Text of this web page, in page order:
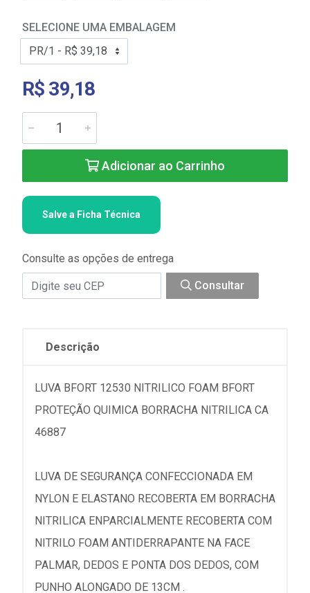
SELECIONE UMA EMBALAGEM
R$ 39,18
Adicionar ao Carrinho
Salve a Ficha Técnica
Consulte as opções de entrega
Consultar
Descrição
LUVA BFORT 12530 NITRILICO FOAM BFORT
PROTEÇÃO QUIMICA BORRACHA NITRILICA CA
46887
LUVA DE SEGURANÇA CONFECCIONADA EM
NYLON E ELASTANO RECOBERTA EM BORRACHA
NITRILICA ENPARCIALMENTE RECOBERTA COM
NITRILO FOAM ANTIDERRAPANTE NA FACE
PALMAR, DEDOS E PONTA DOS DEDOS, COM
PUNHO ALONGADO DE 13CM .